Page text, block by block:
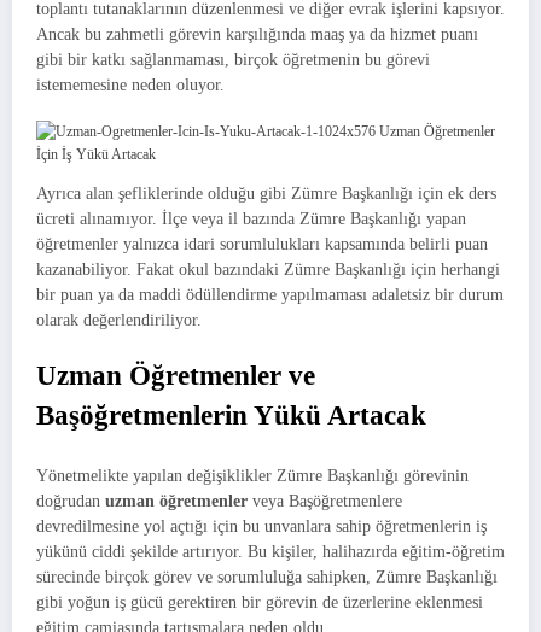
toplantı tutanaklarının düzenlenmesi ve diğer evrak işlerini kapsıyor.
Ancak bu zahmetli görevin karşılığında maaş ya da hizmet puanı
gibi bir katkı sağlanmaması, birçok öğretmenin bu görevi
istememesine neden oluyor.
Ayrıca alan şefliklerinde olduğu gibi Zümre Başkanlığı için ek ders
ücreti alınamıyor. İlçe veya il bazında Zümre Başkanlığı yapan
öğretmenler yalnızca idari sorumlulukları kapsamında belirli puan
kazanabiliyor. Fakat okul bazındaki Zümre Başkanlığı için herhangi
bir puan ya da maddi ödüllendirme yapılmaması adaletsiz bir durum
olarak değerlendiriliyor.
Uzman Öğretmenler ve
Başöğretmenlerin Yükü Artacak
Yönetmelikte yapılan değişiklikler Zümre Başkanlığı görevinin
doğrudan uzman öğretmenler veya Başöğretmenlere
devredilmesine yol açtığı için bu unvanlara sahip öğretmenlerin iş
yükünü ciddi şekilde artırıyor. Bu kişiler, halihazırda eğitim-öğretim
sürecinde birçok görev ve sorumluluğa sahipken, Zümre Başkanlığı
gibi yoğun iş gücü gerektiren bir görevin de üzerlerine eklenmesi
eğitim camiasında tartışmalara neden oldu.